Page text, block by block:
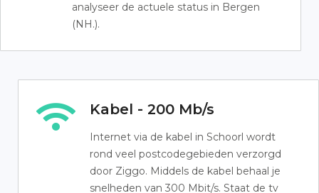
analyseer de actuele status in Bergen
(NH.).
Kabel - 200 Mb/s
Internet via de kabel in Schoorl wordt
rond veel postcodegebieden verzorgd
door Ziggo. Middels de kabel behaal je
snelheden van 300 Mbit/s. Staat de tv